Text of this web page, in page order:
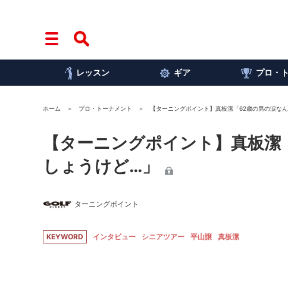
レッスン ギア プロ・
ホーム プロ・トーナメント 【ターニングポイント】真板潔「62歳の男の涙な
【ターニングポイント】真板
しょうけど…」
ターニングポイント
KEYWORD インタビュー シニアツアー 平山譲 真板潔